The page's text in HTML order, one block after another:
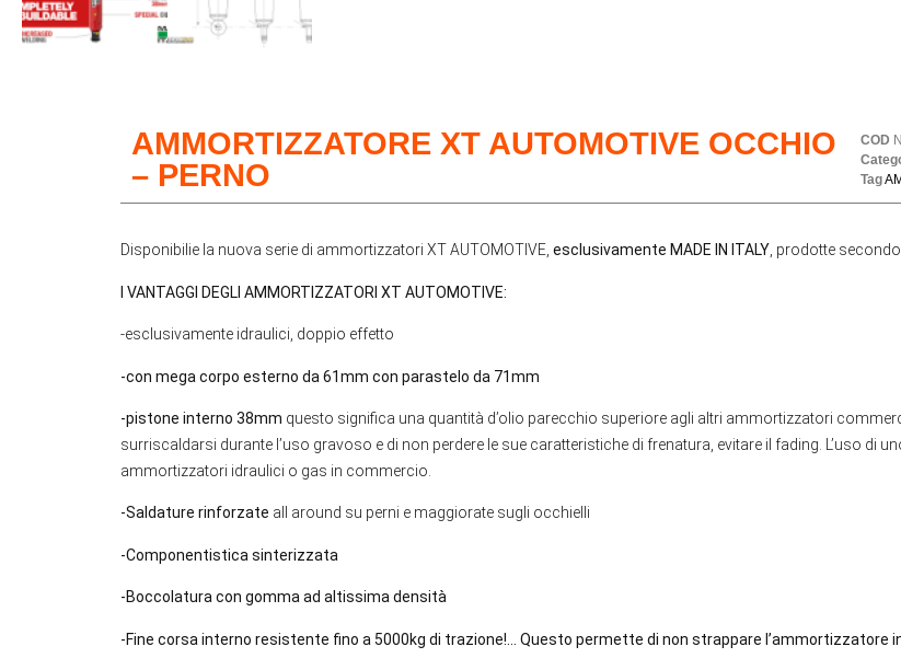
AMMORTIZZATORE XT AUTOMOTIVE OCCHIO
– PERNO
COD
Tag
Disponibilie la nuova serie di ammortizzatori XT AUTOMOTIVE,esclusivamente MADE IN ITALY, prodotte
I VANTAGGI DEGLI AMMORTIZZATORI XT AUTOMOTIVE:
-esclusivamente idraulici, doppio effetto
-con mega corpo esterno da 61mm con parastelo da 71mm
-pistone interno 38mm questo significa una quantità d’olio parecchio superiore agli altri ammortizzatori
surriscaldarsi durante l’uso gravoso e di non perdere le sue caratteristiche di frenatura, evitare il fading. L’uso di
ammortizzatori idraulici o gas in commercio.
-Saldature rinforzate all around su perni e maggiorate sugli occhielli
-Componentistica sinterizzata
-Boccolatura con gomma ad altissima densità
-Fine corsa interno resistente fino a 5000kg di trazione!… Questo permette di non strappare l’ammortizzatore